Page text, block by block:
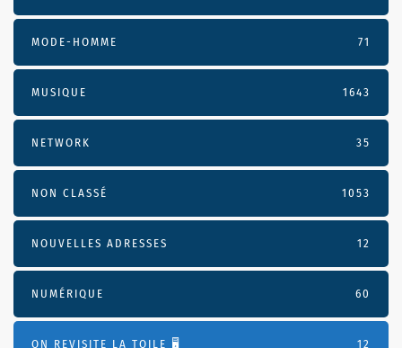
MODE-HOMME 71
MUSIQUE 1643
NETWORK 35
NON CLASSÉ 1053
NOUVELLES ADRESSES 12
NUMÉRIQUE 60
ON REVISITE LA TOILE 🖥️ 12